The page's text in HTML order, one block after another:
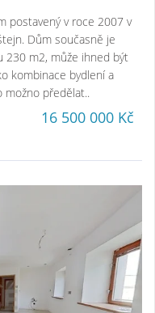
postavený v roce 2007 v
Dům současně je
230 m2, může ihned být
kombinace bydlení a
možno předělat..
16 500 000 Kč